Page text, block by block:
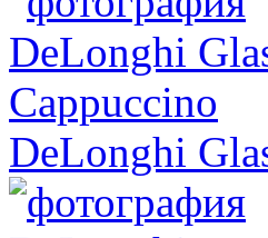
DeLonghi